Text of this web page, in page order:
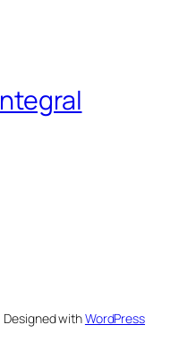
Designed withWordPress